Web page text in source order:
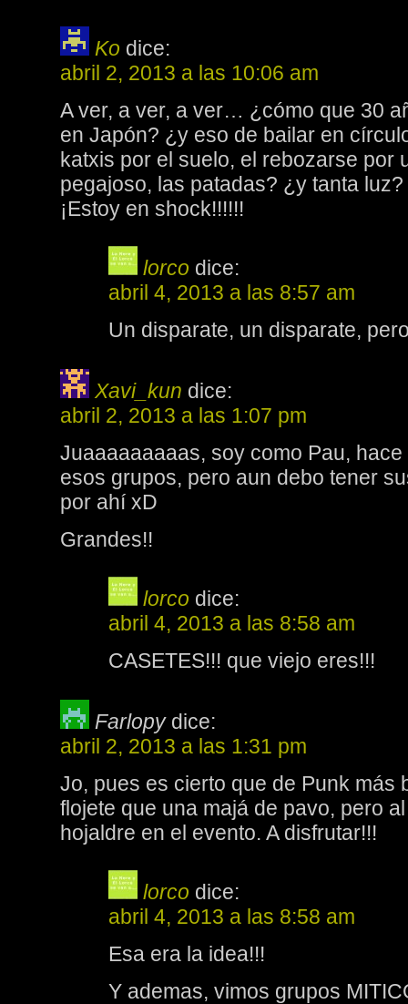
Ko dice:
abril 2, 2013 a las 10:06 am
A ver, a ver, a ver… ¿cómo que 30
en Japón? ¿y eso de bailar en
katxis por el suelo, el rebozarse por
pegajoso, las patadas? ¿y tanta luz?
¡Estoy en shock!!!!!!
lorco dice:
abril 4, 2013 a las 8:57 am
Un disparate, un disparate,
Xavi_kun dice:
abril 2, 2013 a las 1:07 pm
Juaaaaaaaaas, soy como Pau,
esos grupos, pero aun debo tener
por ahí xD
Grandes!!
lorco dice:
abril 4, 2013 a las 8:58 am
CASETES!!! que viejo eres!!!
Farlopy dice:
abril 2, 2013 a las 1:31 pm
Jo, pues es cierto que de Punk
flojete que una majá de pavo, pero
hojaldre en el evento. A disfrutar!!!
lorco dice:
abril 4, 2013 a las 8:58 am
Esa era la idea!!!
Y ademas, vimos grupos